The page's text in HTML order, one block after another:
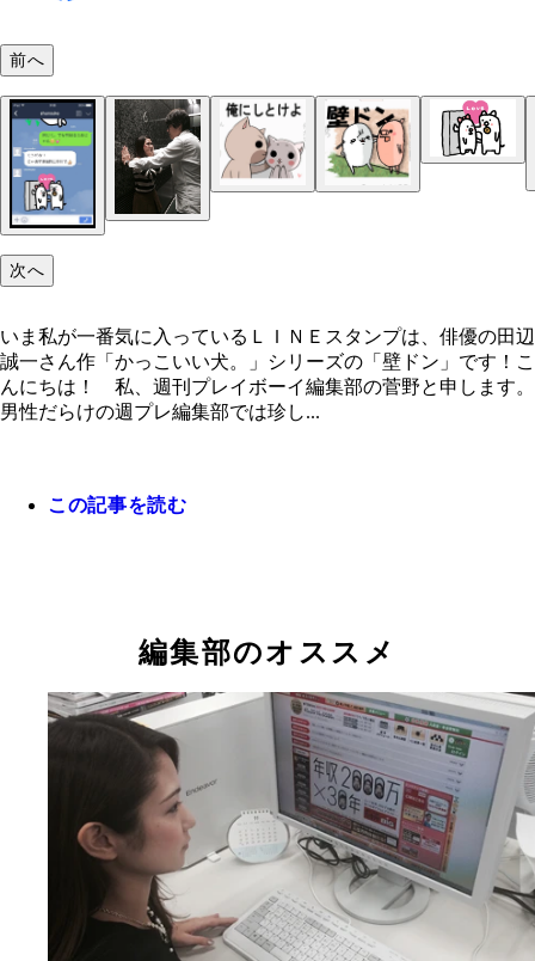
ン」です！
編集部のＴ先輩に“リアル壁ドン”してもらいまし
前へ
次へ
いま私が一番気に入っているＬＩＮＥスタンプは、俳優の田辺
誠一さん作「かっこいい犬。」シリーズの「壁ドン」です！こ
んにちは！ 私、週刊プレイボーイ編集部の菅野と申します。
男性だらけの週プレ編集部では珍し...
この記事を読む
編集部のオススメ